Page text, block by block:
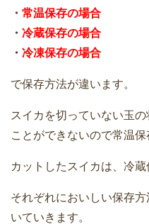
・ 常温保存の場合
・ 冷蔵保存の場合
・ 冷凍保存の場合
で保存方法が違います。
スイカを切っていない玉
ことができないので常温保
カットしたスイカは、冷蔵
それぞれにおいしい保存
いていきます。